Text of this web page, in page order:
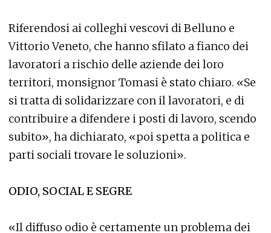
Riferendosi ai colleghi vescovi di Belluno e
Vittorio Veneto, che hanno sfilato a fianco dei
lavoratori a rischio delle aziende dei loro
territori, monsignor Tomasi è stato chiaro. «Se
si tratta di solidarizzare con il lavoratori, e di
contribuire a difendere i posti di lavoro, scendo
subito», ha dichiarato, «poi spetta a politica e
parti sociali trovare le soluzioni».
ODIO, SOCIAL E SEGRE
«Il diffuso odio è certamente un problema dei